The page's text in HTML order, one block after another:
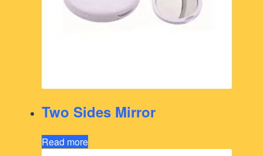
Two Sides Mirror
Read more